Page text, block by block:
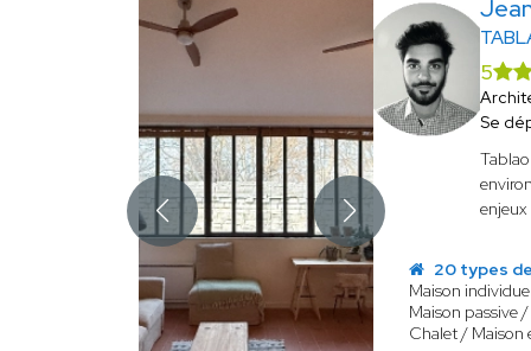
5
Se
20 types
Maison
Maison passive
Chalet / Maison